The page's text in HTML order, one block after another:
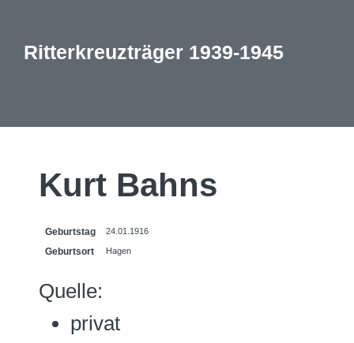
Ritterkreuzträger 1939-1945
Kurt Bahns
Geburtstag 24.01.1916
Geburtsort Hagen
Quelle:
privat